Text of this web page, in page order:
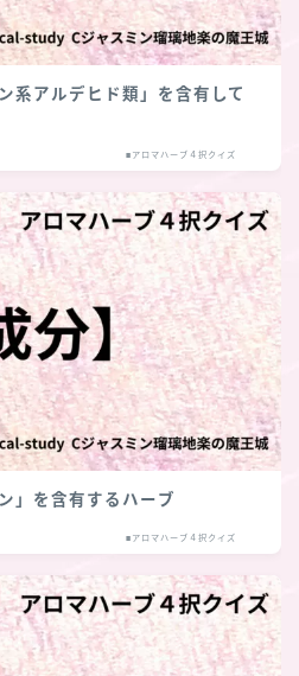
系アルデヒド類」を含有して
■アロマハーブ４択クイズ
」を含有するハーブ
■アロマハーブ４択クイズ